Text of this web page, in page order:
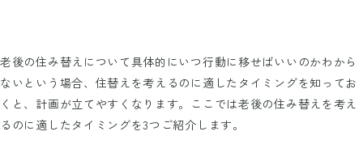
老後の住み替えについて具体的にいつ行動に移せばいいのかわから
ないという場合、住替えを考えるのに適したタイミングを知ってお
くと、計画が立てやすくなります。ここでは老後の住み替えを考え
るのに適したタイミングを3つご紹介します。